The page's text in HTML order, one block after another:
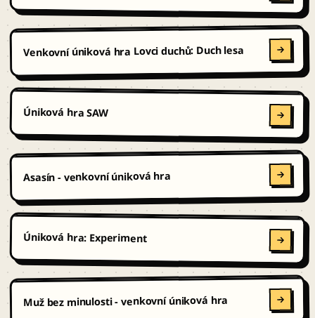
Venkovní úniková hra Lovci duchů: Duch lesa
Úniková hra SAW
Asasín - venkovní úniková hra
Úniková hra: Experiment
Muž bez minulosti - venkovní úniková hra